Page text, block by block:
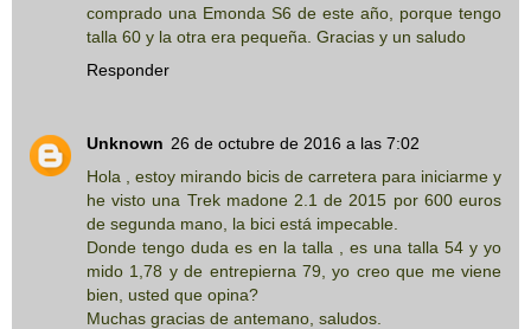
comprado una Emonda S6 de este año, porque tengo
talla 60 y la otra era pequeña. Gracias y un saludo
Responder
Unknown 26 de octubre de 2016 a las 7:02
Hola , estoy mirando bicis de carretera para iniciarme y
he visto una Trek madone 2.1 de 2015 por 600 euros
de segunda mano, la bici está impecable.
Donde tengo duda es en la talla , es una talla 54 y yo
mido 1,78 y de entrepierna 79, yo creo que me viene
bien, usted que opina?
Muchas gracias de antemano, saludos.